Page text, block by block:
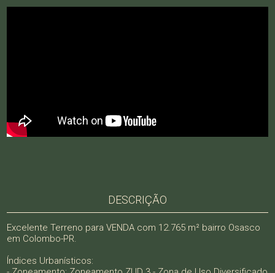
DESCRIÇÃO
Excelente Terreno para VENDA com 12.765 m² bairro Osasco
em Colombo-PR.
Índices Urbanísticos: